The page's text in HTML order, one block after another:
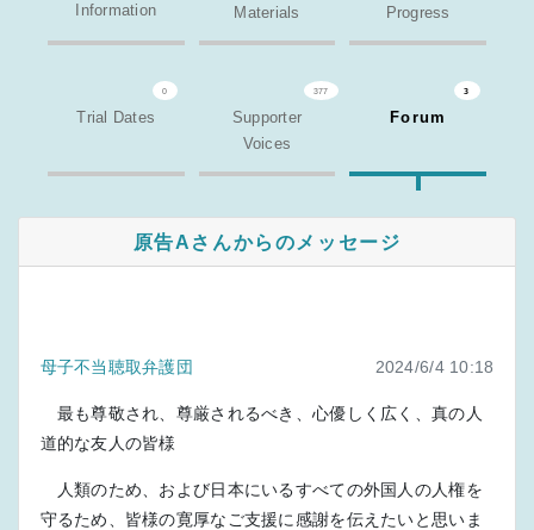
Information Materials Progress
0
Trial Dates
377
Supporter
Voices
3
Forum
原告Aさんからのメッセージ
母子不当聴取弁護団 2024/6/4 10:18
最も尊敬され、尊厳されるべき、心優しく広く、真の人
道的な友人の皆様
人類のため、および日本にいるすべての外国人の人権を
守るため、皆様の寛厚なご支援に感謝を伝えたいと思いま